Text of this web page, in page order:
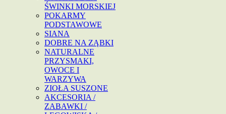
ŚWINKI MORSKIEJ
POKARMY
PODSTAWOWE
SIANA
DOBRE NA ZĄBKI
NATURALNE
PRZYSMAKI,
OWOCE I
WARZYWA
ZIOŁA SUSZONE
AKCESORIA /
ZABAWKI /